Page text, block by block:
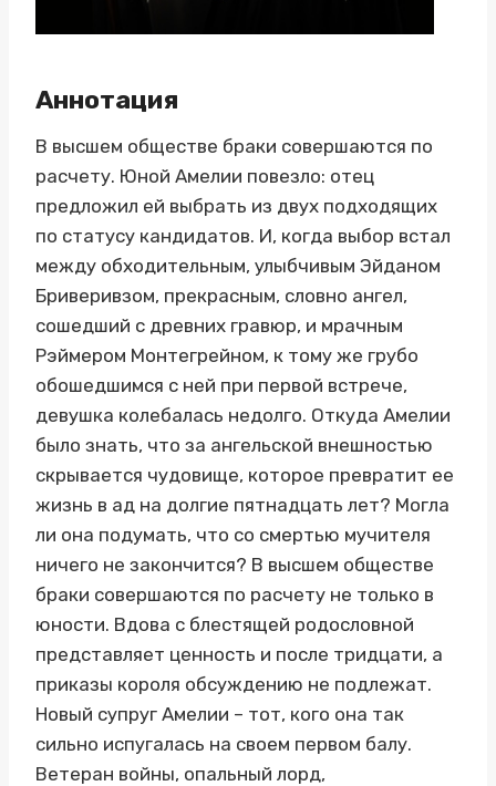
Аннотация
В высшем обществе браки совершаются по
расчету. Юной Амелии повезло: отец
предложил ей выбрать из двух подходящих
по статусу кандидатов. И, когда выбор встал
между обходительным, улыбчивым Эйданом
Бриверивзом, прекрасным, словно ангел,
сошедший с древних гравюр, и мрачным
Рэймером Монтегрейном, к тому же грубо
обошедшимся с ней при первой встрече,
девушка колебалась недолго. Откуда Амелии
было знать, что за ангельской внешностью
скрывается чудовище, которое превратит ее
жизнь в ад на долгие пятнадцать лет? Могла
ли она подумать, что со смертью мучителя
ничего не закончится? В высшем обществе
браки совершаются по расчету не только в
юности. Вдова с блестящей родословной
представляет ценность и после тридцати, а
приказы короля обсуждению не подлежат.
Новый супруг Амелии – тот, кого она так
сильно испугалась на своем первом балу.
Ветеран войны, опальный лорд,